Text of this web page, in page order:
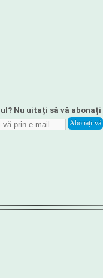
Nu uitați să vă